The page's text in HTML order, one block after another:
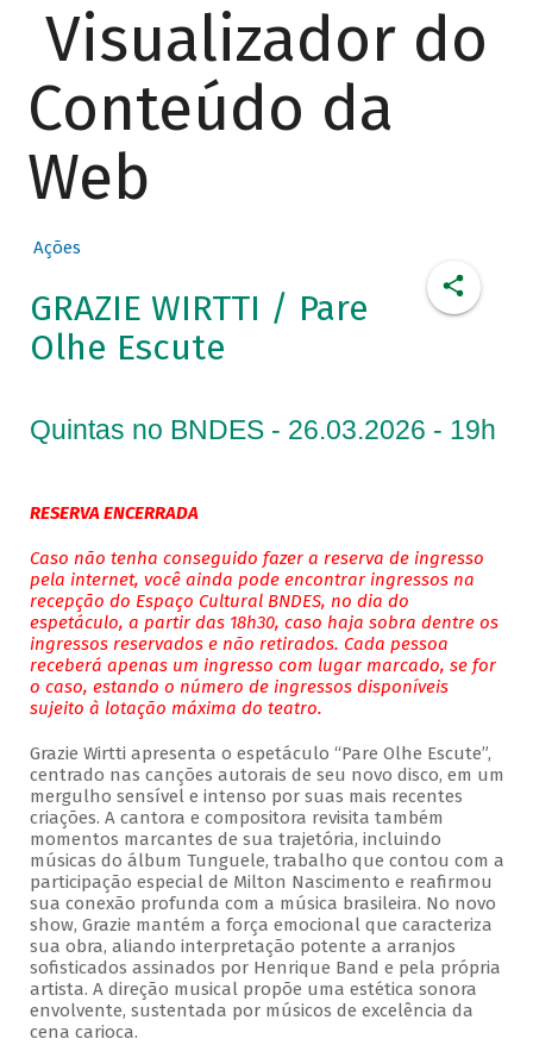
Visualizador do
Conteúdo da
Web
Ações
GRAZIE WIRTTI / Pare
Olhe Escute
Quintas no BNDES - 26.03.2026 - 19h
RESERVA ENCERRADA
Caso não tenha conseguido fazer a reserva de ingresso
pela internet, você ainda pode encontrar ingressos na
recepção do Espaço Cultural BNDES, no dia do
espetáculo, a partir das 18h30, caso haja sobra dentre os
ingressos reservados e não retirados. Cada pessoa
receberá apenas um ingresso com lugar marcado, se for
o caso, estando o número de ingressos disponíveis
sujeito à lotação máxima do teatro.
Grazie Wirtti apresenta o espetáculo “Pare Olhe Escute”,
centrado nas canções autorais de seu novo disco, em um
mergulho sensível e intenso por suas mais recentes
criações. A cantora e compositora revisita também
momentos marcantes de sua trajetória, incluindo
músicas do álbum Tunguele, trabalho que contou com a
participação especial de Milton Nascimento e reafirmou
sua conexão profunda com a música brasileira. No novo
show, Grazie mantém a força emocional que caracteriza
sua obra, aliando interpretação potente a arranjos
sofisticados assinados por Henrique Band e pela própria
artista. A direção musical propõe uma estética sonora
envolvente, sustentada por músicos de excelência da
cena carioca.